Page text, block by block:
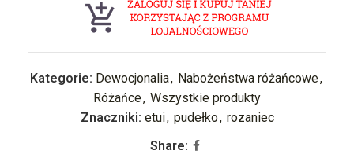
Kategorie: Dewocjonalia, Nabożeństwa różańcowe,
Różańce, Wszystkie produkty
Znaczniki: etui, pudełko, rozaniec
Share: